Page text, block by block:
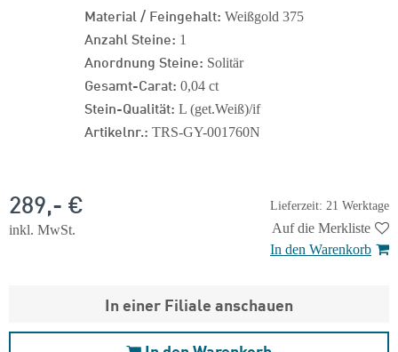
Material / Feingehalt: Weißgold 375
Anzahl Steine: 1
Anordnung Steine: Solitär
Gesamt-Carat: 0,04 ct
Stein-Qualität: L (get.Weiß)/if
Artikelnr.: TRS-GY-001760N
Lieferzeit: 21 Werktage
289,- €
inkl. MwSt.
Auf die Merkliste
In den Warenkorb
In einer Filiale anschauen